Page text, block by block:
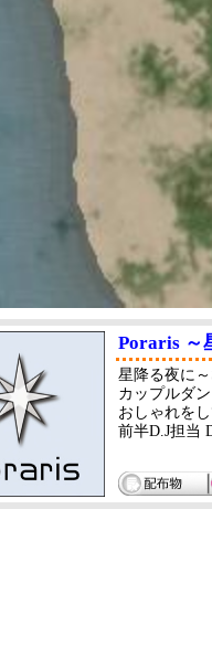
Poraris ～
星降る夜に
カップルダ
おしゃれを
前半D.J担当